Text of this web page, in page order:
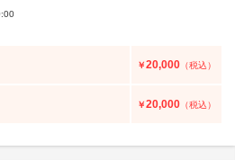
￥20,000 （税込）
￥20,000 （税込）